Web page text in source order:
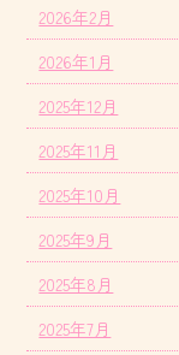
2026年2月
2026年1月
2025年12月
2025年11月
2025年10月
2025年9月
2025年8月
2025年7月